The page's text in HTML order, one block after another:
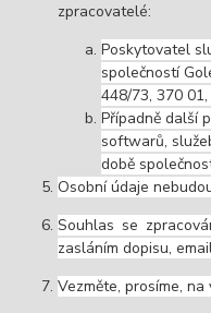
zpracovatelé:
Poskytovatel
společností
448/73, 370
Případně další
softwarů,
době
Osobní údaje
Souhlas se
zasláním dopisu,
Vezměte, prosíme,